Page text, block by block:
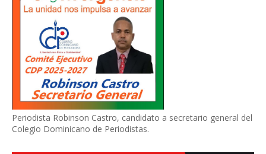
Periodista Robinson Castro, candidato a secretario general del
Colegio Dominicano de Periodistas.